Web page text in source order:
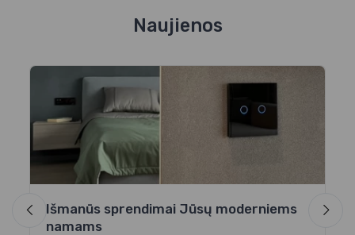
Naujienos
Išmanūs sprendimai Jūsų moderniems
namams